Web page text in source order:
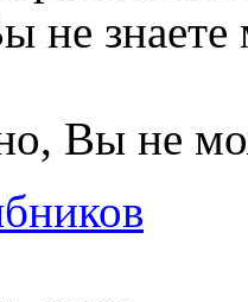
не знаете
Вы не